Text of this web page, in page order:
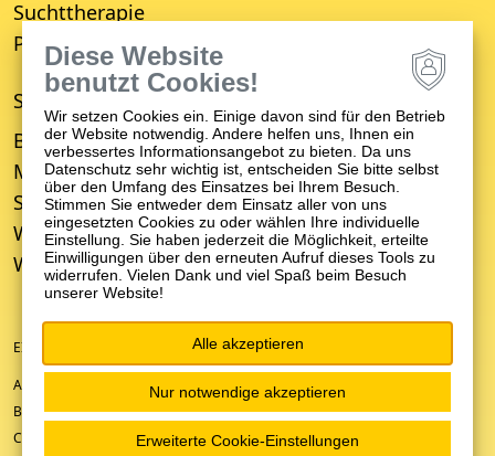
Suchttherapie
Psychiatrisches Wohnheim
STANDORTE
Bruchsal
Mosbach
Schwetzingen
Weinheim
Wiesloch
EIN UNTERNEHMEN DER ZFP-GRUPPE BADEN-WÜRTTEMBERG
ANFAHRT/KONTAKT
BARRIEREFREIHEIT
COOKIE-EINSTELLUNGEN
Diese Website
benutzt Cookies!
Wir setzen Cookies ein. Einige davon sind für den Betrieb
der Website notwendig. Andere helfen uns, Ihnen ein
verbessertes Informationsangebot zu bieten. Da uns
Datenschutz sehr wichtig ist, entscheiden Sie bitte selbst
über den Umfang des Einsatzes bei Ihrem Besuch.
Stimmen Sie entweder dem Einsatz aller von uns
eingesetzten Cookies zu oder wählen Ihre individuelle
Einstellung. Sie haben jederzeit die Möglichkeit, erteilte
Einwilligungen über den erneuten Aufruf dieses Tools zu
widerrufen. Vielen Dank und viel Spaß beim Besuch
unserer Website!
Alle akzeptieren
Nur notwendige akzeptieren
Erweiterte Cookie-Einstellungen